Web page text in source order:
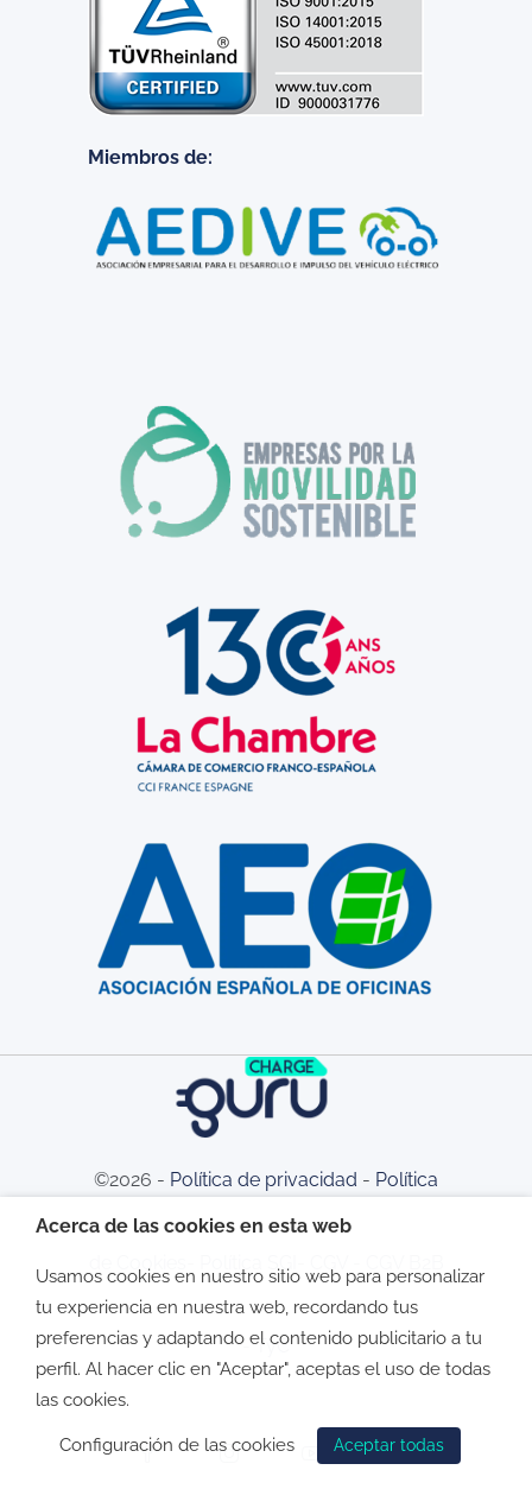
Miembros de:
©2026 - Política de privacidad - Política
de Cookies Política SGI
-TyC
Acerca de las cookies en esta web
Usamos cookies en nuestro sitio web para personalizar
tu experiencia en nuestra web, recordando tus
preferencias y adaptando el contenido publicitario a tu
perfil. Al hacer clic en "Aceptar", aceptas el uso de todas
las cookies.
Configuración de las cookies Aceptar todas